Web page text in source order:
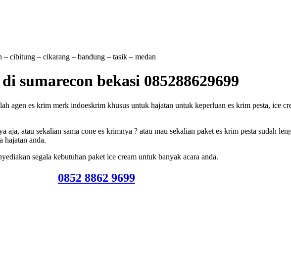
cibitung – cikarang – bandung – tasik – medan
sumarecon bekasi 085288629699
agen es krim merk indoeskrim khusus untuk hajatan untuk keperluan es krim pesta, ice
atau sekalian sama cone es krimnya ? atau mau sekalian paket es krim pesta sudah
hajatan anda.
segala kebutuhan paket ice cream untuk banyak acara anda.
0852 8862 9699